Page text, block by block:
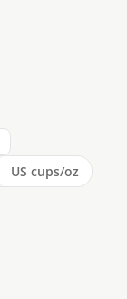
US cups/oz